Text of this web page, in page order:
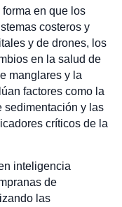
en que los
costeros y
y de drones, los
en la salud de
manglares y la
factores como la
sedimentación y las
críticos de la
inteligencia
de
las